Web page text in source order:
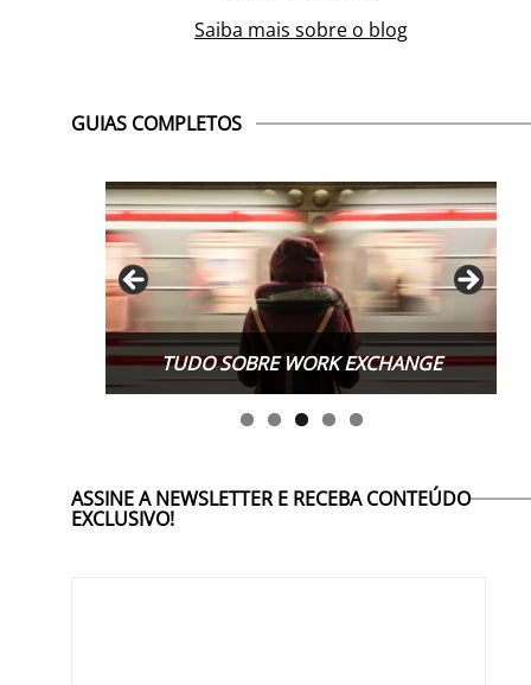
Saiba mais sobre o blog
GUIAS COMPLETOS
TUDO SOBRE WORK EXCHANGE
ASSINE A NEWSLETTER E RECEBA CONTEÚDO
EXCLUSIVO!